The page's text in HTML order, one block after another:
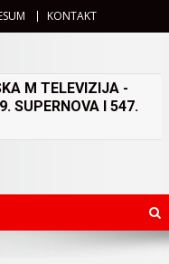
KONTAKT
M TELEVIZIJA -
SUPERNOVA I 547.